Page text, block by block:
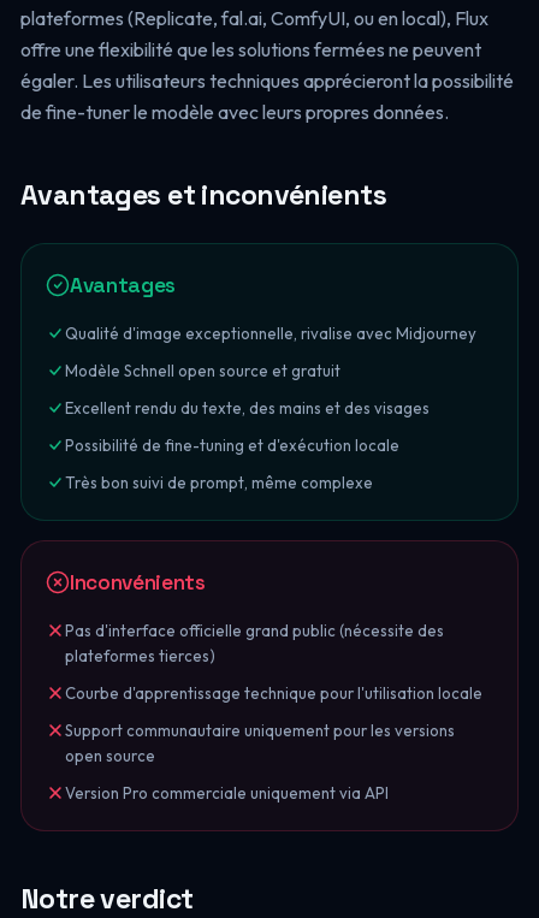
plateformes (Replicate, fal.ai, ComfyUI, ou en local), Flux
offre une flexibilité que les solutions fermées ne peuvent
égaler. Les utilisateurs techniques apprécieront la possibilité
de fine-tuner le modèle avec leurs propres données.
Avantages et inconvénients
Avantages
Qualité d'image exceptionnelle, rivalise avec Midjourney
Modèle Schnell open source et gratuit
Excellent rendu du texte, des mains et des visages
Possibilité de fine-tuning et d'exécution locale
Très bon suivi de prompt, même complexe
Inconvénients
Pas d'interface officielle grand public (nécessite des
plateformes tierces)
Courbe d'apprentissage technique pour l'utilisation locale
Support communautaire uniquement pour les versions
open source
Version Pro commerciale uniquement via API
Notre verdict